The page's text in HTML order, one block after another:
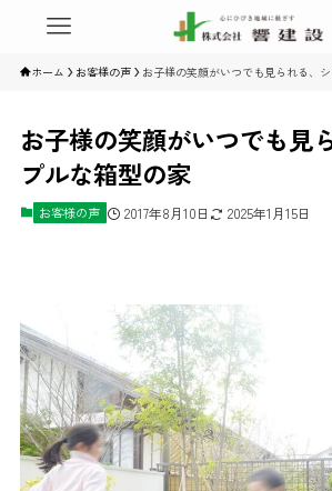
ホーム お客様の声 お子様の笑顔がいつでも見られる、
お子様の笑顔がいつでも見
プルな箱型の家
お客様の声 2017年8月10日 2025年1月15日